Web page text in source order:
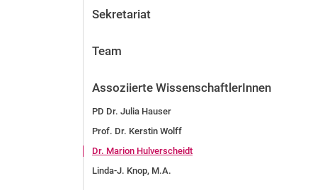
Sekretariat
Team
Assoziierte WissenschaftlerInnen
PD Dr. Julia Hauser
Prof. Dr. Kerstin Wolff
Dr. Marion Hulverscheidt
Linda-J. Knop, M.A.